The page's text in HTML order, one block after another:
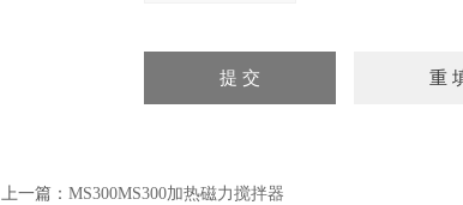
上一篇： MS300MS300加热磁力搅拌器